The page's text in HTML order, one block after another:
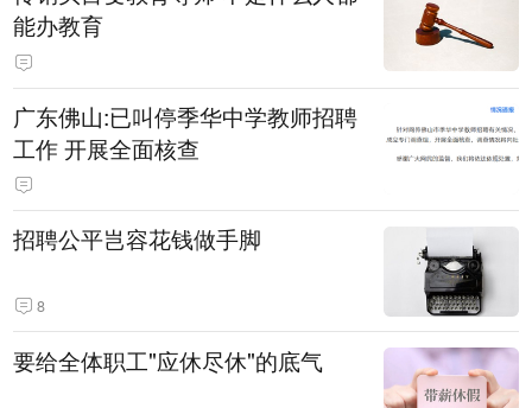
能办教育
广东佛山:已叫停季华中学教师招聘
工作 开展全面核查
招聘公平岂容花钱做手脚
8
要给全体职工"应休尽休"的底气